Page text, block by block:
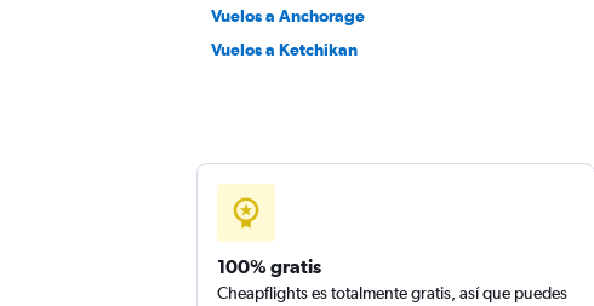
Vuelos a Anchorage
Vuelos a Ketchikan
100% gratis
Cheapflights es totalmente gratis, así que puedes